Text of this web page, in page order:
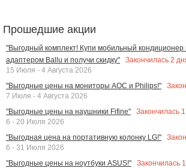
Прошедшие акции
"Выгодный комплект! Купи мобильный кондиционер
адаптером Ballu и получи скидку"
Закончилась 2
15 Июля - 4 Августа 2026
"Выгодные цены на мониторы AOC и Philips!"
7 Июля - 4 Августа 2026
"Выгодные цены на наушники Fifine"
Закончилась
6 - 20 Июля 2026
"Выгодная цена на портативную колонку LG!"
6 - 31 Июля 2026
"Выгодные цены на ноутбуки ASUS!"
Закончилась